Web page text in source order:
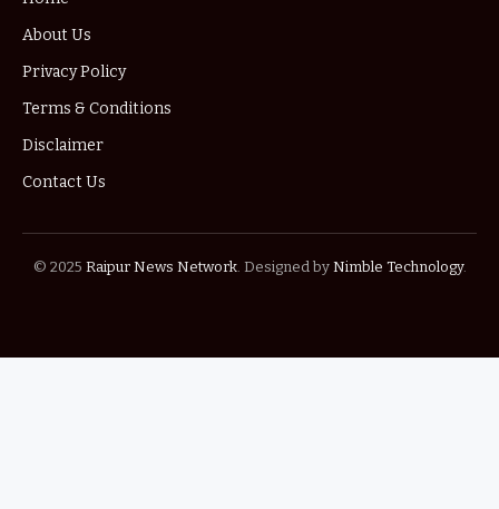
About Us
Privacy Policy
Terms & Conditions
Disclaimer
Contact Us
© 2025 Raipur News Network. Designed by Nimble Technology.